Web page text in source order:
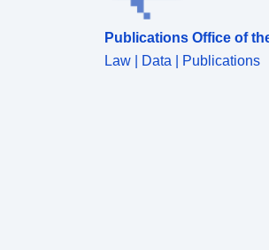
Publications Office of
Law | Data | Publications